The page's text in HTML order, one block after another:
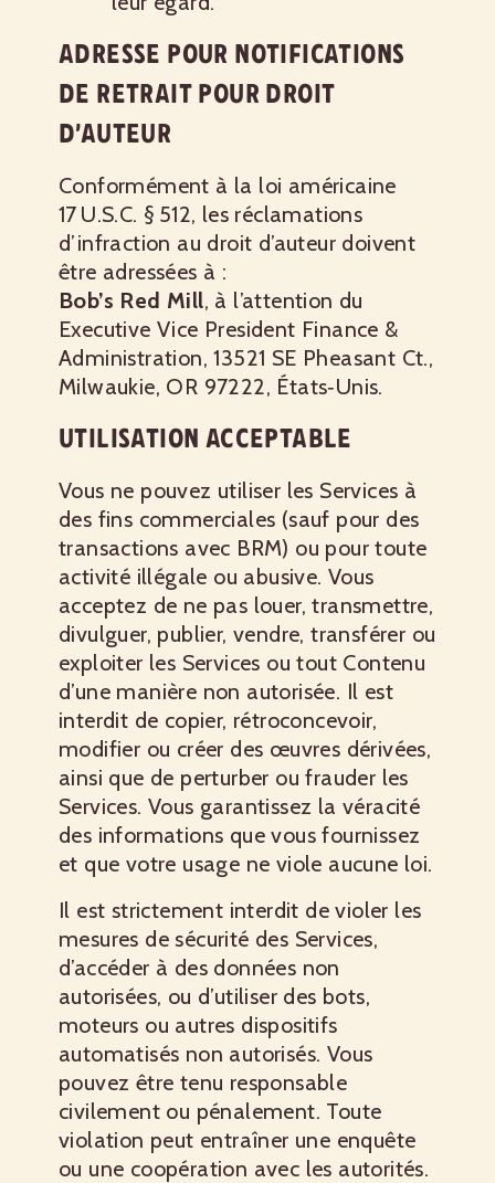
ADRESSE POUR NOTIFICATIONS
DE RETRAIT POUR DROIT
D’AUTEUR
Conformément à la loi américaine
17 U.S.C. § 512, les réclamations
d’infraction au droit d’auteur doivent
être adressées à :
Bob’s Red Mill, à l’attention du
Executive Vice President Finance &
Administration, 13521 SE Pheasant Ct.,
Milwaukie, OR 97222, États‑Unis.
UTILISATION ACCEPTABLE
Vous ne pouvez utiliser les Services à
des fins commerciales (sauf pour des
transactions avec BRM) ou pour toute
activité illégale ou abusive. Vous
acceptez de ne pas louer, transmettre,
divulguer, publier, vendre, transférer ou
exploiter les Services ou tout Contenu
d’une manière non autorisée. Il est
interdit de copier, rétro­concevoir,
modifier ou créer des œuvres dérivées,
ainsi que de perturber ou frauder les
Services. Vous garantissez la véracité
des informations que vous fournissez
et que votre usage ne viole aucune loi.
Il est strictement interdit de violer les
mesures de sécurité des Services,
d’accéder à des données non
autorisées, ou d’utiliser des bots,
moteurs ou autres dispositifs
automatisés non autorisés. Vous
pouvez être tenu responsable
civilement ou pénalement. Toute
violation peut entraîner une enquête
ou une coopération avec les autorités.